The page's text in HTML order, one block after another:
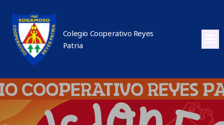
Colegio Cooperativo Reyes
Patria